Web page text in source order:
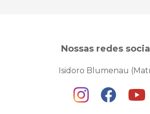
Nossas redes
Isidoro Blumenau